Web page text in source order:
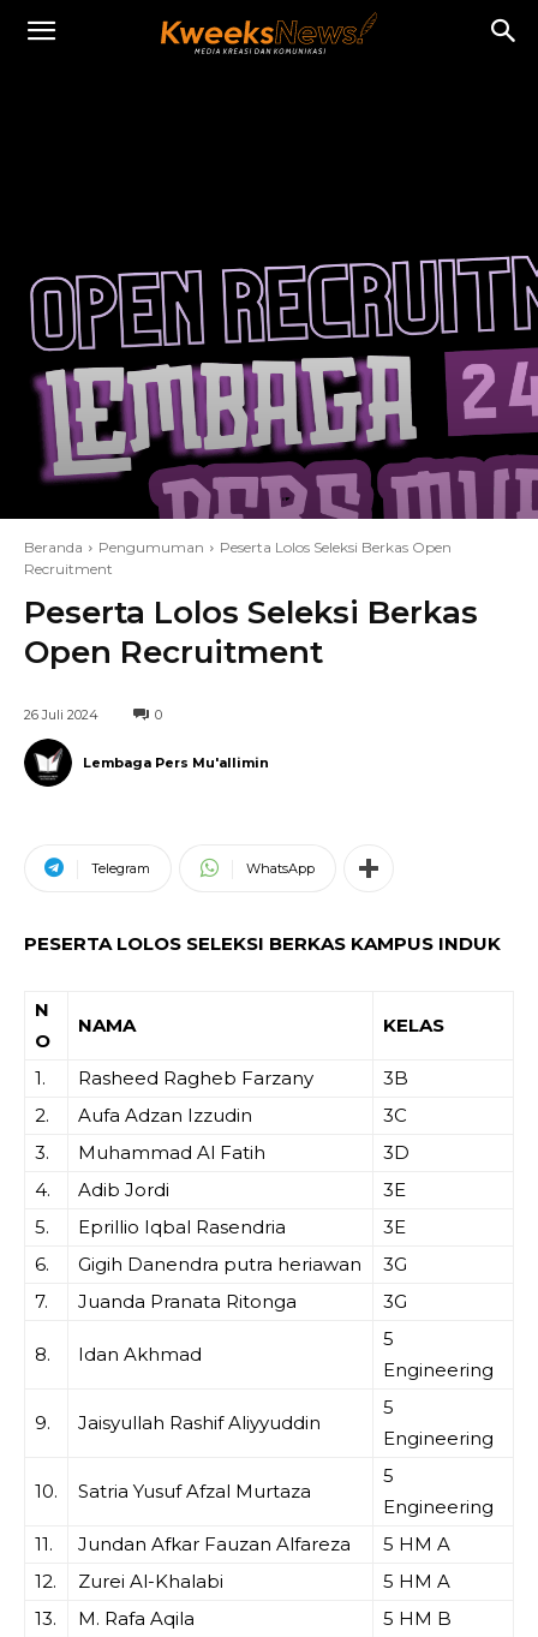
Beranda Pengumuman
Peserta Lolos Seleksi Berkas Open
Recruitment
Peserta Lolos Seleksi Berkas
Open Recruitment
26 Juli 2024 0
Lembaga Pers Mu'allimin
Telegram WhatsApp
PESERTA LOLOS SELEKSI BERKAS KAMPUS INDUK
N
O
NAMA KELAS
1. Rasheed Ragheb Farzany
3B
2.
Aufa Adzan Izzudin
3C
3.
Muhammad Al Fatih
3D
4.
Adib Jordi
3E
5.
Eprillio Iqbal Rasendria
3E
6.
Gigih Danendra putra heriawan
3G
7.
Juanda Pranata Ritonga 3G
8. Idan Akhmad
5
Engineering
9. Jaisyullah Rashif Aliyyuddin
5
Engineering
10. Satria Yusuf Afzal Murtaza
5
Engineering
11.
Jundan Afkar Fauzan Alfareza
5 HM A
12.
Zurei Al-Khalabi
5 HM A
13.
M. Rafa Aqila 5 HM B